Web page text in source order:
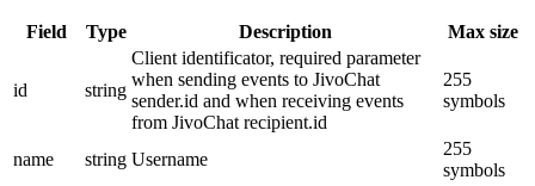
Field Type Description Max size
id string
Client identificator, required parameter
when sending events to JivoChat
sender.id and when receiving events
from JivoChat recipient.id
255
symbols
name string Username
255
symbols